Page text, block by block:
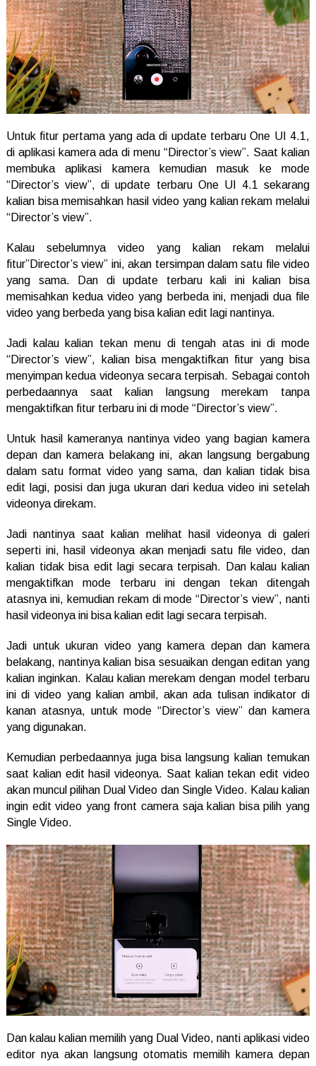
Untuk fitur pertama yang ada di update terbaru One UI 4.1,
di aplikasi kamera ada di menu “Director’s view”. Saat kalian
membuka aplikasi kamera kemudian masuk ke mode
“Director’s view”, di update terbaru One UI 4.1 sekarang
kalian bisa memisahkan hasil video yang kalian rekam melalui
“Director’s view”.
Kalau sebelumnya video yang kalian rekam melalui
fitur”Director’s view” ini, akan tersimpan dalam satu file video
yang sama. Dan di update terbaru kali ini kalian bisa
memisahkan kedua video yang berbeda ini, menjadi dua file
video yang berbeda yang bisa kalian edit lagi nantinya.
Jadi kalau kalian tekan menu di tengah atas ini di mode
“Director’s view”, kalian bisa mengaktifkan fitur yang bisa
menyimpan kedua videonya secara terpisah. Sebagai contoh
perbedaannya saat kalian langsung merekam tanpa
mengaktifkan fitur terbaru ini di mode “Director’s view”.
Untuk hasil kameranya nantinya video yang bagian kamera
depan dan kamera belakang ini, akan langsung bergabung
dalam satu format video yang sama, dan kalian tidak bisa
edit lagi, posisi dan juga ukuran dari kedua video ini setelah
videonya direkam.
Jadi nantinya saat kalian melihat hasil videonya di galeri
seperti ini, hasil videonya akan menjadi satu file video, dan
kalian tidak bisa edit lagi secara terpisah. Dan kalau kalian
mengaktifkan mode terbaru ini dengan tekan ditengah
atasnya ini, kemudian rekam di mode “Director’s view”, nanti
hasil videonya ini bisa kalian edit lagi secara terpisah.
Jadi untuk ukuran video yang kamera depan dan kamera
belakang, nantinya kalian bisa sesuaikan dengan editan yang
kalian inginkan. Kalau kalian merekam dengan model terbaru
ini di video yang kalian ambil, akan ada tulisan indikator di
kanan atasnya, untuk mode “Director’s view” dan kamera
yang digunakan.
Kemudian perbedaannya juga bisa langsung kalian temukan
saat kalian edit hasil videonya. Saat kalian tekan edit video
akan muncul pilihan Dual Video dan Single Video. Kalau kalian
ingin edit video yang front camera saja kalian bisa pilih yang
Single Video.
Dan kalau kalian memilih yang Dual Video, nanti aplikasi video
editor nya akan langsung otomatis memilih kamera depan